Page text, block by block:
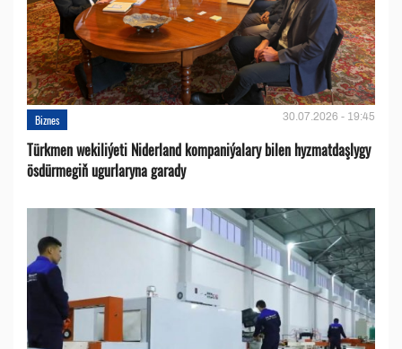
Biznes 30.07.2026 - 19:45
Türkmen wekiliýeti Niderland kompaniýalary bilen hyzmatdaşlygy
ösdürmegiň ugurlaryna garady